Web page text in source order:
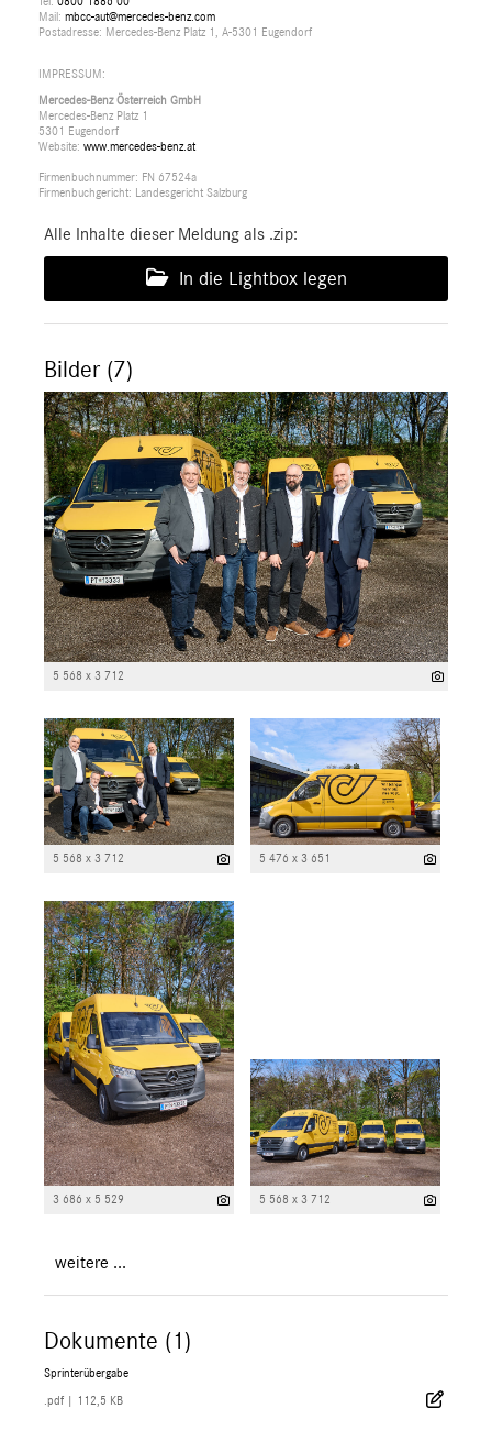
Mail: mbcc-aut@mercedes-benz.com
Postadresse: Mercedes-Benz Platz 1, A-5301 Eugendorf
IMPRESSUM:
Mercedes-Benz Österreich GmbH
Mercedes-Benz Platz 1
5301 Eugendorf
Website: www.mercedes-benz.at
Firmenbuchnummer: FN 67524a
Firmenbuchgericht: Landesgericht Salzburg
Alle Inhalte dieser Meldung als .zip:
In die Lightbox legen
Bilder (7)
5 568 x 3 712
5 568 x 3 712 5 476 x 3 651
3 686 x 5 529 5 568 x 3 712
weitere ...
Dokumente (1)
Sprinterübergabe
.pdf 112,5 KB